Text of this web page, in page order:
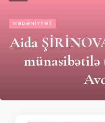
MƏDƏNIYYƏT
Aida